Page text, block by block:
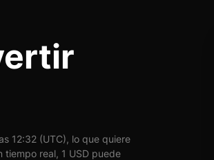
12:32 (UTC), lo que quiere
tiempo real, 1 USD puede